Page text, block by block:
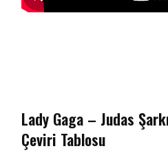
Lady Gaga – Judas
Çeviri Tablosu